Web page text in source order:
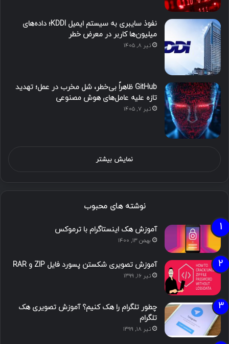
نفوذ سایبری به سیستم ایمیل KDDI؛ داده‌های
میلیون‌ها کاربر در معرض خطر
تیر ۸, ۱۴۰۵
GitHub ظاهراً بی‌خطر، شل مخرب در عمل؛ تهدید
تازه علیه عامل‌های هوش مصنوعی
تیر ۷, ۱۴۰۵
نمایش بیشتر
نوشته های محبوب
آموزش هک اینستاگرام با ترموکس
بهمن ۱۳, ۱۴۰۰
آموزش تصویری شکستن پسورد فایل ZIP و RAR
تیر ۱۶, ۱۳۹۹
چطور تلگرام را هک کنیم؟ آموزش تصویری هک
تلگرام
تیر ۱۸, ۱۳۹۹